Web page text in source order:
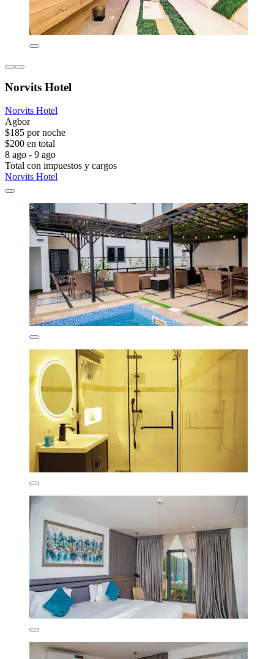
Norvits Hotel
Norvits Hotel
Agbor
$185 por noche
$200 en total
8 ago - 9 ago
Total con impuestos y cargos
Norvits Hotel